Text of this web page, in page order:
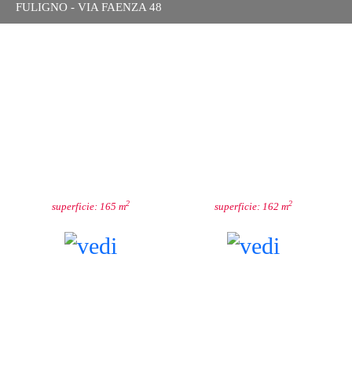
FULIGNO - VIA FAENZA 48
superficie: 165 m2 superficie: 162 m2